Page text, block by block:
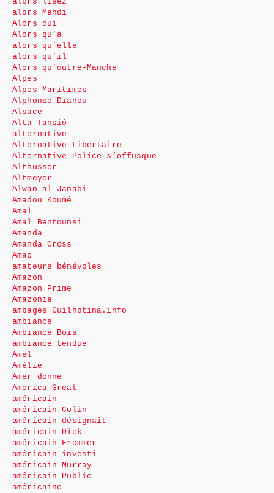
alors Mehdi
Alors oui
Alors qu’à
alors qu’elle
alors qu’il
Alors qu’outre-Manche
Alpes
Alpes-Maritimes
Alphonse Dianou
Alsace
Alta Tansió
alternative
Alternative Libertaire
Alternative-Police s’offusque
Althusser
Altmeyer
Alwan al-Janabi
Amadou Koumé
Amal
Amal Bentounsi
Amanda
Amanda Cross
Amap
amateurs bénévoles
Amazon
Amazon Prime
Amazonie
ambages Guilhotina.info
ambiance
Ambiance Bois
ambiance tendue
Amel
Amélie
Amer donne
America Great
américain
américain Colin
américain désignait
américain Dick
américain Frommer
américain investi
américain Murray
américain Public
américaine